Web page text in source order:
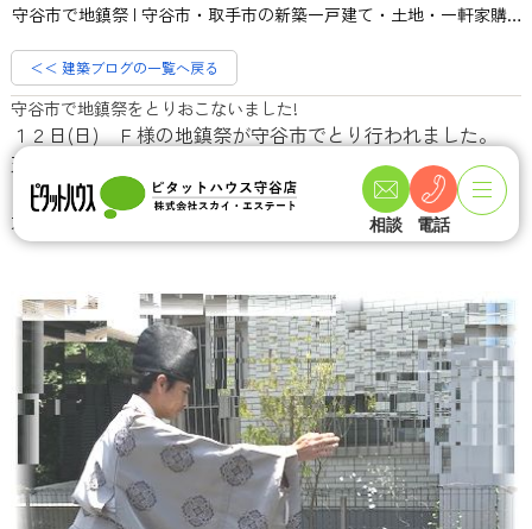
守谷市で地鎮祭 | 守谷市・取手市の新築一戸建て・土地・一軒家購入情報ならピタットハウス守谷店 スカイ・エステート
相談 電話
＜＜ 建築ブログの一覧へ戻る
守谷市で地鎮祭をとりおこないました!
１２日(日) Ｆ様の地鎮祭が守谷市でとり行われました。
天気にも恵まれ、お父様、お母様、甥っ子さんたちも参列
して頂いて無事、
大切な儀式ができました。